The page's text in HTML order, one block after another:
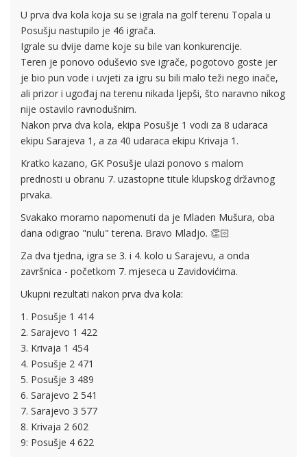
U prva dva kola koja su se igrala na golf terenu Topala u
Posušju nastupilo je 46 igrača.
Igrale su dvije dame koje su bile van konkurencije.
Teren je ponovo oduševio sve igrače, pogotovo goste jer
je bio pun vode i uvjeti za igru su bili malo teži nego inače,
ali prizor i ugođaj na terenu nikada ljepši, što naravno nikog
nije ostavilo ravnodušnim.
Nakon prva dva kola, ekipa Posušje 1 vodi za 8 udaraca
ekipu Sarajeva 1, a za 40 udaraca ekipu Krivaja 1.
Kratko kazano, GK Posušje ulazi ponovo s malom
prednosti u obranu 7. uzastopne titule klupskog državnog
prvaka.
Svakako moramo napomenuti da je Mladen Mušura, oba
dana odigrao "nulu" terena. Bravo Mladjo. 👏🏻
Za dva tjedna, igra se 3. i 4. kolo u Sarajevu, a onda
završnica - početkom 7. mjeseca u Zavidovićima.
Ukupni rezultati nakon prva dva kola:
1. Posušje 1 414
2. Sarajevo 1 422
3. Krivaja 1 454
4. Posušje 2 471
5. Posušje 3 489
6. Sarajevo 2 541
7. Sarajevo 3 577
8. Krivaja 2 602
9: Posušje 4 622